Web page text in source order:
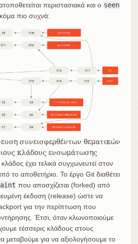
περιστασιακά και ο seen
πιο συχνά:
συνεισφερθέντων θεματικών
κλάδους ενσωμάτωσης
έχει τελικά συγχωνευτεί στον
το αποθετήριο. Το έργο Git διαθέτει
που αποσχίζεται (forked) από
έκδοση (release) ώστε να
για την περίπτωση που
Έτσι, όταν κλωνοποιούμε
τέσσερις κλάδους στους
μεταβούμε για να αξιολογήσουμε το